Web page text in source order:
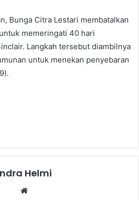
Bunga Citra Lestari membatalkan
memeringati 40 hari
Langkah tersebut diambilnya
untuk menekan penyebaran
Helmi